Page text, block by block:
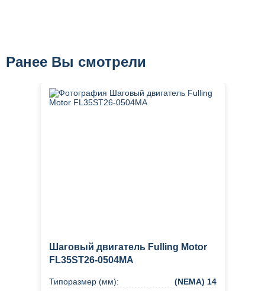
Ранее Вы смотрели
Шаговый двигатель Fulling Motor
FL35ST26-0504MA
Типоразмер (мм): (NEMA) 14